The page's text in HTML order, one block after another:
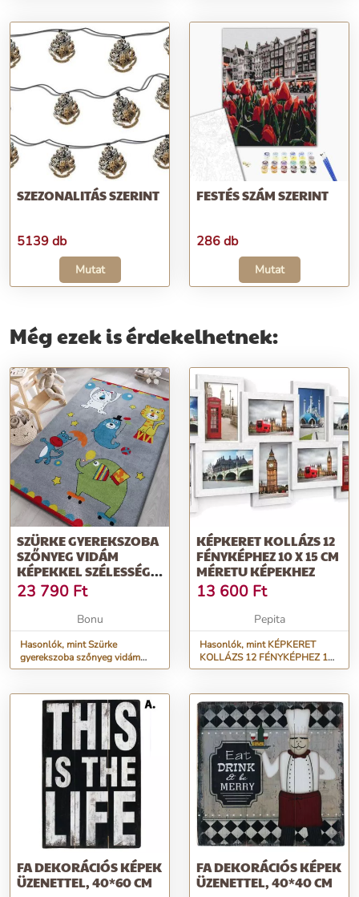
SZEZONALITÁS SZERINT
5139 db
Mutat
FESTÉS SZÁM SZERINT
286 db
Mutat
Még ezek is érdekelhetnek:
SZÜRKE GYEREKSZOBA
SZŐNYEG VIDÁM
KÉPEKKEL SZÉLESSÉG:
120 CM | HOSSZ: 170 CM
23 790 Ft
Bonu
Hasonlók, mint Szürke
gyerekszoba szőnyeg vidám
képekkel Szélesség: 120 cm |
KÉPKERET KOLLÁZS 12
FÉNYKÉPHEZ 10 X 15 CM
MÉRETU KÉPEKHEZ
13 600 Ft
Pepita
Hasonlók, mint KÉPKERET
KOLLÁZS 12 FÉNYKÉPHEZ 10
X 15 CM MÉRETU KÉPEKHEZ
FA DEKORÁCIÓS KÉPEK
ÜZENETTEL, 40*60 CM
FA DEKORÁCIÓS KÉPEK
ÜZENETTEL, 40*40 CM